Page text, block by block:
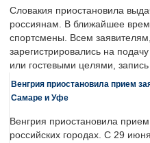
Словакия приостановила
россиянам. В ближайшее
спортсмены. Всем
зарегистрировались на
или гостевыми целями,
Венгрия приостановила прием
Самаре и Уфе
Венгрия приостановила
российских городах. С 29